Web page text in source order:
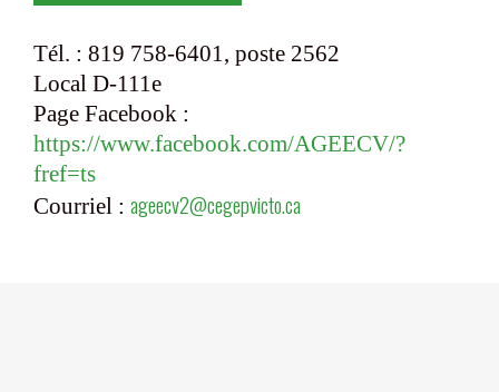
Tél. : 819 758-6401, poste 2562
Local D-111e
Page Facebook :
https://www.facebook.com/AGEECV/?
fref=ts
Courriel : ageecv2@cegepvicto.ca